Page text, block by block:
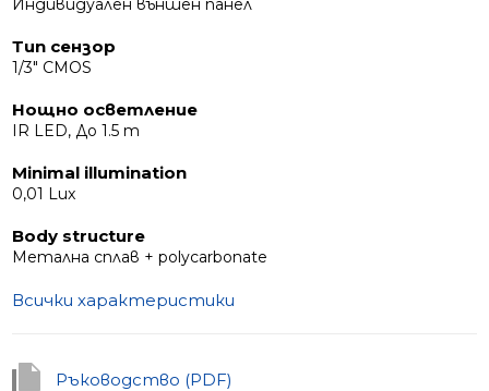
Индивидуален външен панел
Тип сензор
1/3" CMOS
Нощно осветление
IR LED, До 1.5 m
Minimal illumination
0,01 Lux
Body structure
Метална сплав + polycarbonate
Всички характеристики
Ръководство (PDF)